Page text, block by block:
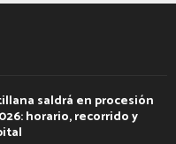
saldrá en procesión
horario, recorrido y